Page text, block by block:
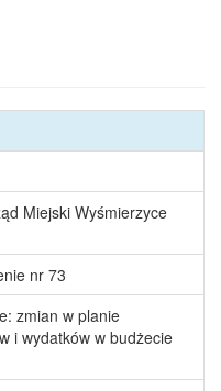
Miejski Wyśmierzyce
nr 73
zmian w planie
i wydatków w budżecie